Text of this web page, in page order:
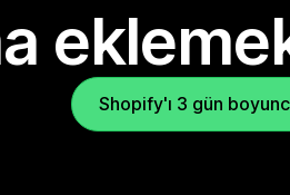
Shopify'ı 3 gün